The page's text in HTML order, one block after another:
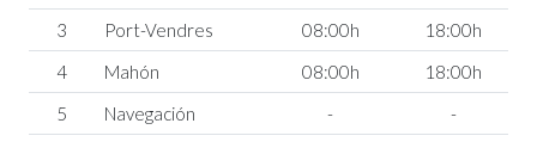
3
Port-Vendres 08:00h
18:00h
4
Mahón 08:00h
18:00h
5
Navegación -
-